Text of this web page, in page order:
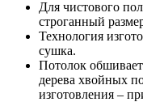
Для чистового
строганный
Технология
сушка.
Потолок
дерева хвойных
изготовления –